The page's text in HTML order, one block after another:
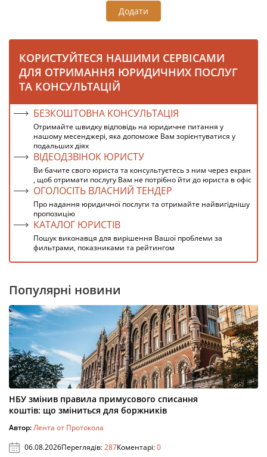
Додати
КОРИСТУЙТЕСЯ НАШИМИ СЕРВІСАМИ
ДЛЯ ОТРИМАННЯ ЮРИДИЧНИХ ПОСЛУГ
ТА КОНСУЛЬТАЦІЙ
БЕЗКОШТОВНА КОНСУЛЬТАЦІЯ
Отримайте швидку відповідь на юридичне питання у
нашому месенджері, яка допоможе Вам зорієнтуватися у
подальших діях
ВІДЕОДЗВІНОК ЮРИСТУ
Ви бачите свого юриста та консультуєтесь з ним через екран
, щоб отримати послугу Вам не потрібно йти до юриста в офіс
ОГОЛОСІТЬ ВЛАСНИЙ ТЕНДЕР
Про надання юридичної послуги та отримайте найвигіднішу
пропозицію
КАТАЛОГ ЮРИСТІВ
Пошук виконавця для вирішення Вашої проблеми за
фильтрами, показниками та рейтингом
Популярні новини
НБУ змінив правила примусового списання
коштів: що зміниться для боржників
Автор:Лента от Протокола
06.08.2026Переглядів:287Коментарі:0